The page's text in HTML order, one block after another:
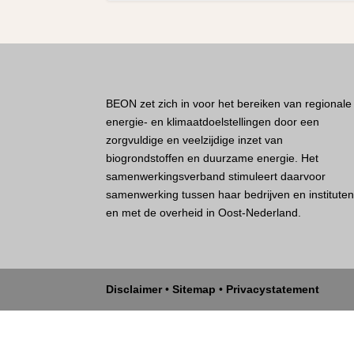
BEON zet zich in voor het bereiken van regionale
energie- en klimaatdoelstellingen door een
zorgvuldige en veelzijdige inzet van
biogrondstoffen en duurzame energie. Het
samenwerkingsverband stimuleert daarvoor
samenwerking tussen haar bedrijven en instituten
en met de overheid in Oost-Nederland.
Disclaimer•Sitemap • Privacystatement